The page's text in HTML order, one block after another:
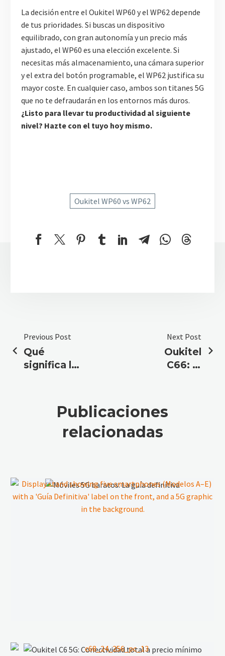
La decisión entre el Oukitel WP60 y el WP62 depende
de tus prioridades. Si buscas un dispositivo
equilibrado, con gran autonomía y un precio más
ajustado, el WP60 es una elección excelente. Si
necesitas más almacenamiento, una cámara superior
y el extra del botón programable, el WP62 justifica su
mayor coste. En cualquier caso, ambos son titanes 5G
que no te defraudarán en los entornos más duros.
¿Listo para llevar tu productividad al siguiente
nivel? Hazte con el tuyo hoy mismo.
Oukitel WP60 vs WP62
Previous Post
Qué
significa la
avanzada
Next Post
Oukitel
C66: El
Publicaciones
relacionadas